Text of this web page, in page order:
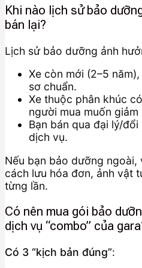
Khi nào lịch sử bảo
bán lại?
Lịch sử bảo dưỡng ảnh
Xe còn mới (2–5
sơ chuẩn.
Xe thuộc phân khúc
người mua muốn giảm
Bạn bán qua đại lý/
dịch vụ.
Nếu bạn bảo dưỡng
cách lưu hóa đơn, ảnh vật
từng lần.
Có nên mua gói bảo
dịch vụ “combo” của
Có 3 “kịch bản đúng”: